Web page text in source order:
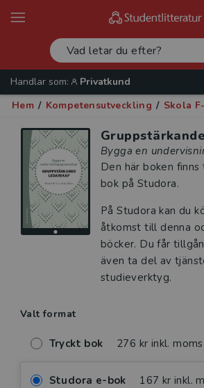
Handlar som:
Privatkund
Hem / Kompetensutveckling / Skola
Bygga en
Den här boken
bok på Studora.
På Studora kan du
åtkomst till denna
böcker. Du får
även ta del av
studieverktyg.
Valt format
Tryckt bok 276 kr inkl. moms
Studora e-bok 167 kr inkl.